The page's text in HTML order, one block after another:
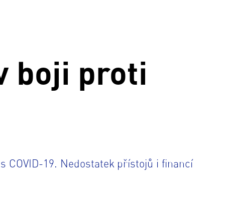
boji proti
COVID-19. Nedostatek přístojů i financí